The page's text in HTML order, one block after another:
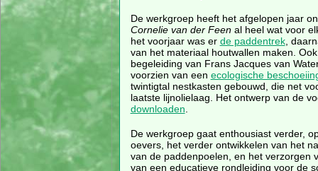
De werkgroep heeft het afgelopen jaar
Cornelie van der Feenal heel wat voor
het voorjaar was er de paddentrek,
van het materiaal houtwallen maken.
begeleiding van Frans Jacques van
voorzien van een ecologische
twintigtal nestkasten gebouwd, die net
laatste lijnolielaag. Het ontwerp van de
downloaden
De werkgroep gaat enthousiast verder,
oevers, het verder ontwikkelen van het
van de paddenpoelen, en het verzorgen
van een educatieve rondleiding voor de